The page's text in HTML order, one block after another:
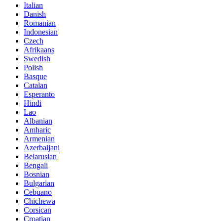
Italian
Danish
Romanian
Indonesian
Czech
Afrikaans
Swedish
Polish
Basque
Catalan
Esperanto
Hindi
Lao
Albanian
Amharic
Armenian
Azerbaijani
Belarusian
Bengali
Bosnian
Bulgarian
Cebuano
Chichewa
Corsican
Croatian